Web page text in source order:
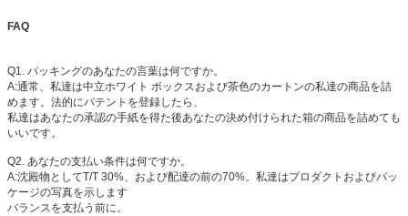
FAQ
Q1. パッキングのあなたの言葉は何ですか。
A:通常、私達は中立ホワイト ボックスおよび茶色のカートンの私達の商品を詰
めます。法的にパテントを登録したら、
私達はあなたの承認の手紙を得た後あなたの決め付けられた箱の商品を詰めても
いいです。
Q2. あなたの支払い条件は何ですか。
A:沈殿物としてT/T 30%、および配達の前の70%。私達はプロダクトおよびパッ
ケージの写真を示します
バランスを支払う前に。